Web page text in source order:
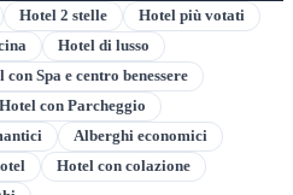
Hotel 2 stelle
Hotel più votati
Hotel di lusso
con Spa e centro benessere
Hotel con Parcheggio
Alberghi economici
Hotel con colazione